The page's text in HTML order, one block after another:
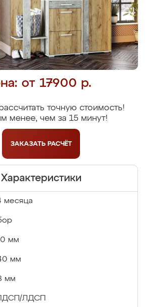
от 17900 р.
точную стоимость!
менее, чем за 15 минут!
ЗАКАЗАТЬ РАСЧЁТ
Характеристики
месяца
мм
мм
мм
ЛДСП